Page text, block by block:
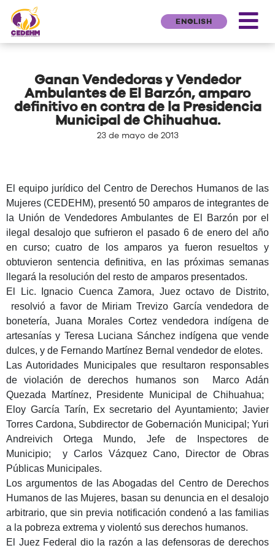
ENGLISH
Ganan Vendedoras y Vendedor
Ambulantes de El Barzón, amparo
definitivo en contra de la Presidencia
Municipal de Chihuahua.
23 de mayo de 2013
El equipo jurídico del Centro de Derechos Humanos de las
Mujeres (CEDEHM), presentó 50 amparos de integrantes de
la Unión de Vendedores Ambulantes de El Barzón por el
ilegal desalojo que sufrieron el pasado 6 de enero del año
en curso; cuatro de los amparos ya fueron resueltos y
obtuvieron sentencia definitiva, en las próximas semanas
llegará la resolución del resto de amparos presentados.
El Lic. Ignacio Cuenca Zamora, Juez octavo de Distrito,
resolvió a favor de Miriam Trevizo García vendedora de
bonetería, Juana Morales Cortez vendedora indígena de
artesanías y Teresa Luciana Sánchez indígena que vende
dulces, y de Fernando Martínez Bernal vendedor de elotes.
Las Autoridades Municipales que resultaron responsables
de violación de derechos humanos son ​​​ Marco Adán
Quezada Martínez, Presidente Municipal de Chihuahua; ​​​​
Eloy García Tarín, Ex secretario del Ayuntamiento; Javier
Torres Cardona, Subdirector de Gobernación Municipal; Yuri
Andreivich Ortega Mundo,​​​ Jefe de Inspectores de
Municipio; y Carlos Vázquez Cano, Director de Obras
Públicas Municipales.
Los argumentos de las Abogadas del Centro de Derechos
Humanos de las Mujeres, basan su denuncia en el desalojo
arbitrario, que sin previa notificación condenó a las familias
a la pobreza extrema y violentó sus derechos humanos.
El Juez Federal dio la razón a las defensoras de derechos